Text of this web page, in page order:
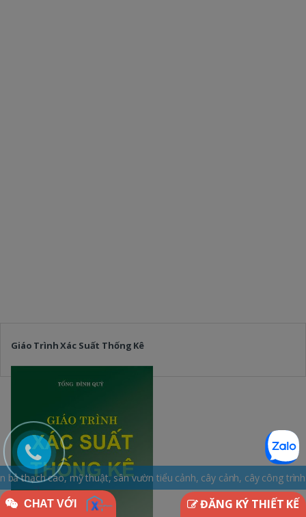
Giáo Trình Xác Suất Thống Kê
ĐĂNG KÝ THIẾT KẾ
CHAT VỚI
thuật, sân vườn tiểu cảnh, cây cảnh, cây công trình. Hotline: